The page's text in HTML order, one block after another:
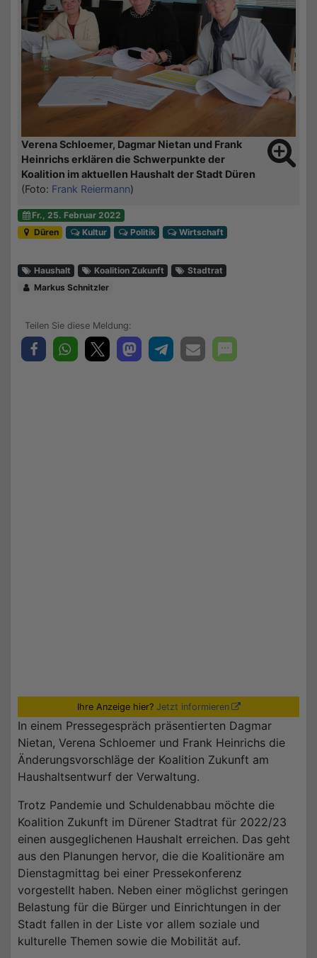
Verena Schloemer, Dagmar Nietan und Frank
Heinrichs erklären die Schwerpunkte der
Koalition im aktuellen Haushalt der Stadt Düren
(Foto: Frank Reiermann)
Fr., 25. Februar 2022
Düren
Kultur Politik Wirtschaft
Haushalt Koalition Zukunft
Stadtrat
Markus Schnitzler
Ihre Anzeige hier? Jetzt informieren
In einem Pressegespräch präsentierten Dagmar
Nietan, Verena Schloemer und Frank Heinrichs die
Änderungsvorschläge der Koalition Zukunft am
Haushaltsentwurf der Verwaltung.
Trotz Pandemie und Schuldenabbau möchte die
Koalition Zukunft im Dürener Stadtrat für 2022/23
einen ausgeglichenen Haushalt erreichen. Das geht
aus den Planungen hervor, die die Koalitionäre am
Dienstagmittag bei einer Pressekonferenz
vorgestellt haben. Neben einer möglichst geringen
Belastung für die Bürger und Einrichtungen in der
Stadt fallen in der Liste vor allem soziale und
kulturelle Themen sowie die Mobilität auf.